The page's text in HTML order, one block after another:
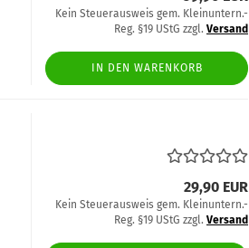
Kein Steuerausweis gem. Kleinuntern.-
Reg. §19 UStG zzgl. Versand
IN DEN WARENKORB
29,90 EUR
Kein Steuerausweis gem. Kleinuntern.-
Reg. §19 UStG zzgl. Versand